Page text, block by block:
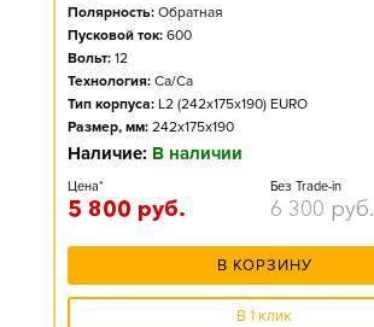
Полярность: Обратная
Пусковой ток: 600
Вольт: 12
Технология: Ca/Ca
Тип корпуса: L2 (242x175x190) EURO
Размер, мм: 242x175x190
Наличие: В наличии
Цена*
5 800 руб.
Без Trade-in
6 300 руб.
В КОРЗИНУ
В 1 клик